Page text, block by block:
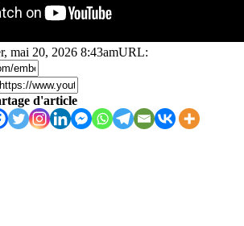
mai 20, 2026 8:43amURL:
d'article